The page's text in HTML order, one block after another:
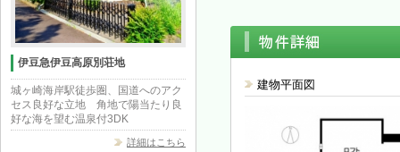
伊豆急伊豆高原別荘地
城ヶ崎海岸駅徒歩圏、国道へのアク
セス良好な立地 角地で陽当たり良
好な海を望む温泉付3DK
詳細はこちら
建物平面図